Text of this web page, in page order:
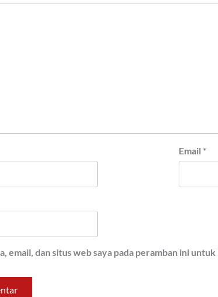
Email *
email, dan situs web saya pada peramban ini